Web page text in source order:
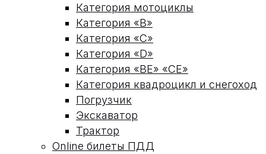
Категория мотоциклы
Категория «В»
Категория «С»
Категория «D»
Категория «ВЕ» «СЕ»
Категория квадроцикл и снегоход
Погрузчик
Экскаватор
Трактор
Online билеты ПДД